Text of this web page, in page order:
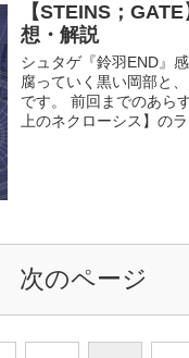
【STEINS；
想・解説
シュタゲ『鈴羽END』
腐っていく黒い岡部と
です。 前回までのあら
上のネクローシス】の
次のページ